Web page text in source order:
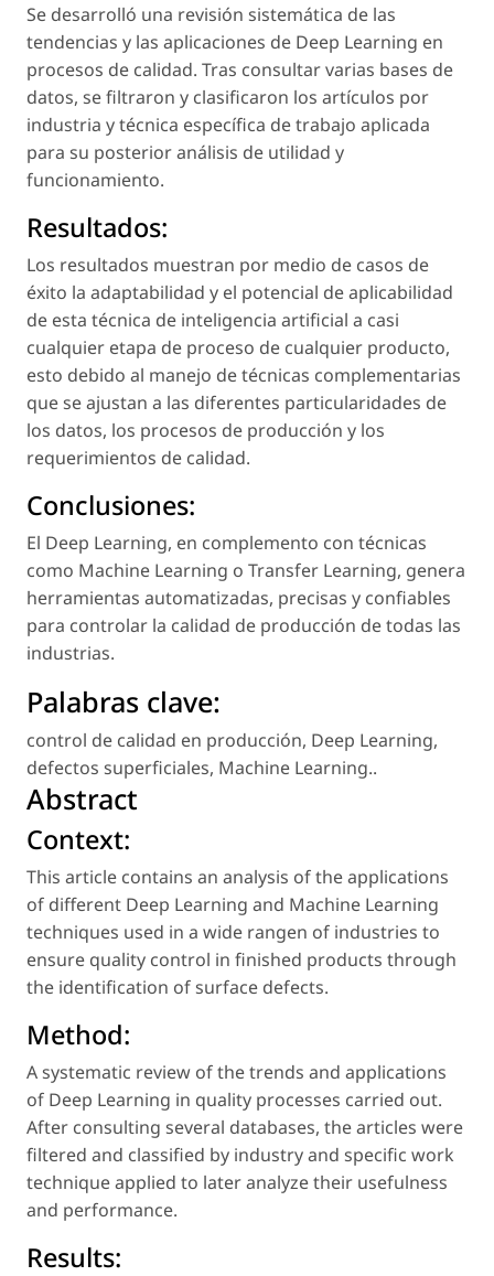
Se desarrolló una revisión sistemática de las
tendencias y las aplicaciones de Deep Learning en
procesos de calidad. Tras consultar varias bases de
datos, se filtraron y clasificaron los artículos por
industria y técnica específica de trabajo aplicada
para su posterior análisis de utilidad y
funcionamiento.
Resultados:
Los resultados muestran por medio de casos de
éxito la adaptabilidad y el potencial de aplicabilidad
de esta técnica de inteligencia artificial a casi
cualquier etapa de proceso de cualquier producto,
esto debido al manejo de técnicas complementarias
que se ajustan a las diferentes particularidades de
los datos, los procesos de producción y los
requerimientos de calidad.
Conclusiones:
El Deep Learning, en complemento con técnicas
como Machine Learning o Transfer Learning, genera
herramientas automatizadas, precisas y confiables
para controlar la calidad de producción de todas las
industrias.
Palabras clave:
control de calidad en producción, Deep Learning,
defectos superficiales, Machine Learning..
Abstract
Context:
This article contains an analysis of the applications
of different Deep Learning and Machine Learning
techniques used in a wide rangen of industries to
ensure quality control in finished products through
the identification of surface defects.
Method:
A systematic review of the trends and applications
of Deep Learning in quality processes carried out.
After consulting several databases, the articles were
filtered and classified by industry and specific work
technique applied to later analyze their usefulness
and performance.
Results: